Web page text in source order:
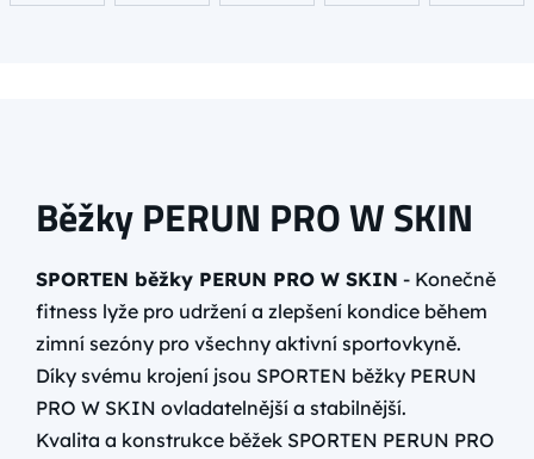
Běžky PERUN PRO W SKIN
SPORTEN běžky PERUN PRO W SKIN - Konečně
fitness lyže pro udržení a zlepšení kondice během
zimní sezóny pro všechny aktivní sportovkyně.
Díky svému krojení jsou SPORTEN běžky PERUN
PRO W SKIN ovladatelnější a stabilnější.
Kvalita a konstrukce běžek SPORTEN PERUN PRO